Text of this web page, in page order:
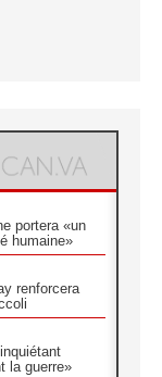
portera «un
humaine»
renforcera
la guerre»